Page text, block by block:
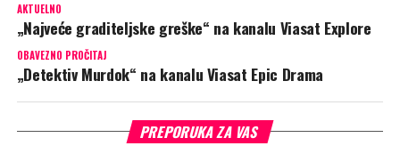
AKTUELNO
„Najveće graditeljske greške“ na kanalu Viasat Explore
OBAVEZNO PROČITAJ
„Detektiv Murdok“ na kanalu Viasat Epic Drama
PREPORUKA ZA VAS